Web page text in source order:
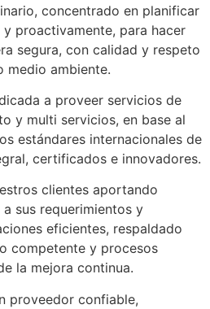
concentrado en planificar
proactivamente, para hacer
segura, con calidad y respeto
medio ambiente.
a proveer servicios de
y multi servicios, en base al
estándares internacionales de
certificados e innovadores.
clientes aportando
sus requerimientos y
eficientes, respaldado
competente y procesos
la mejora continua.
proveedor confiable,